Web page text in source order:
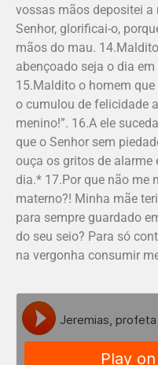
vossas mãos depositei
Senhor, glorificai-o,
mãos do mau.
abençoado seja o dia
15.Maldito o homem
o cumulou de felicidade
menino!”. 16.A ele
que o Senhor sem
ouça os gritos de
dia.* 17.Por que não me
materno?! Minha mãe
para sempre guardado
do seu seio? Para só
na vergonha consumir